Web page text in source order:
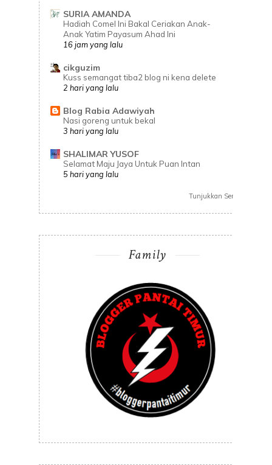
SURIA AMANDA
Hadiah Comel Ini Bakal Ceriakan Anak-
Anak Yatim Payasum Ahad Ini
16 jam yang lalu
cikguzim
Kuss semangat tiba2 blog ni kena delete
2 hari yang lalu
Blog Rabia Adawiyah
Nasi goreng untuk bekal
3 hari yang lalu
SHALIMAR YUSOF
Selamat Maju Jaya Untuk Puan Intan
5 hari yang lalu
Tunjukkan Semua
Family